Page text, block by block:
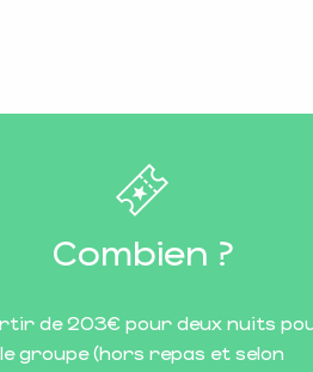
Combien ?
de 203€ pour deux nuits
le groupe (hors repas et selon